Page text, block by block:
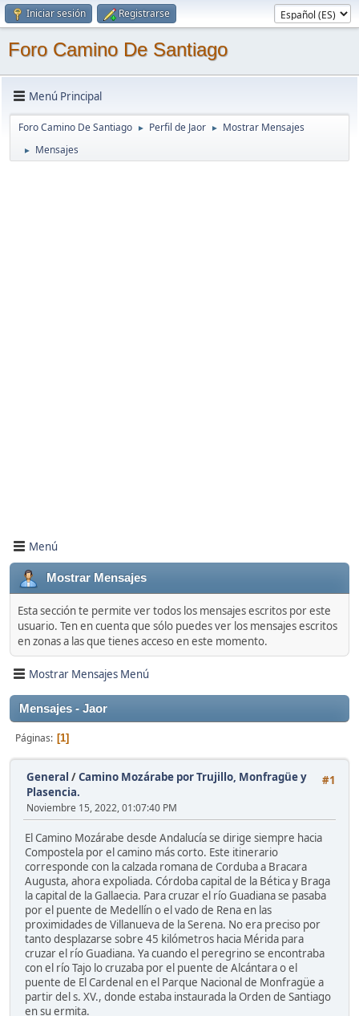
Iniciar sesión Registrarse
Foro Camino De Santiago
Menú Principal
Foro Camino De Santiago ► Perfil de Jaor ► Mostrar Mensajes
► Mensajes
Menú
Mostrar Mensajes
Esta sección te permite ver todos los mensajes escritos por este
usuario. Ten en cuenta que sólo puedes ver los mensajes escritos
en zonas a las que tienes acceso en este momento.
Mostrar Mensajes Menú
Mensajes - Jaor
Páginas 1
#1
General /Camino Mozárabe por Trujillo, Monfragüe y
Plasencia.
Noviembre 15, 2022, 01:07:40 PM
El Camino Mozárabe desde Andalucía se dirige siempre hacia
Compostela por el camino más corto. Este itinerario
corresponde con la calzada romana de Corduba a Bracara
Augusta, ahora expoliada. Córdoba capital de la Bética y Braga
la capital de la Gallaecia. Para cruzar el río Guadiana se pasaba
por el puente de Medellín o el vado de Rena en las
proximidades de Villanueva de la Serena. No era preciso por
tanto desplazarse sobre 45 kilómetros hacia Mérida para
cruzar el río Guadiana. Ya cuando el peregrino se encontraba
con el río Tajo lo cruzaba por el puente de Alcántara o el
puente de El Cardenal en el Parque Nacional de Monfragüe a
partir del s. XV., donde estaba instaurada la Orden de Santiago
en su ermita.